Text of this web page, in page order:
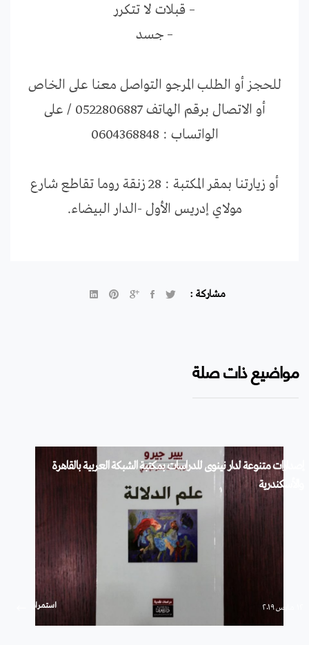
– قبلات لا تتكرر
– جسد
للحجز أو الطلب المرجو التواصل معنا على الخاص
أو الاتصال برقم الهاتف 0522806887 / على
الواتساب : 0604368848
أو زيارتنا بمقر المكتبة : 28 زنقة روما تقاطع شارع
مولاي إدريس الأول -الدار البيضاء.
مشاركة :
مواضيع ذات صلة
إصدارات متنوعة لدار نينوى للدراسات بمكتبة الشبكة العربية بالقاهرة
والأسكندرية
استمرار